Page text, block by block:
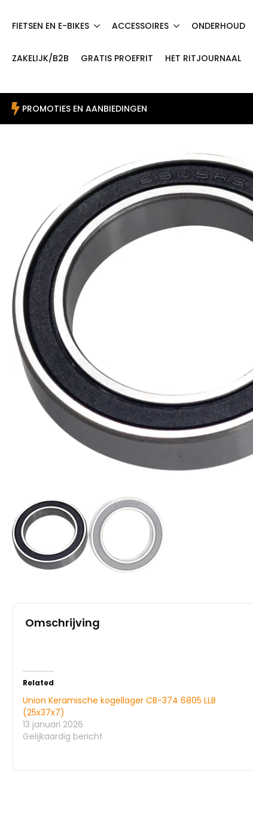
FIETSEN EN E-BIKES ACCESSOIRES ONDERHOUD
ZAKELIJK/B2B GRATIS PROEFRIT HET RITJOURNAAL
PROMOTIES EN AANBIEDINGEN
Omschrijving
Related
Union Keramische kogellager CB-374 6805 LLB
(25x37x7)
13 januari 2026
Gelijkaardig bericht